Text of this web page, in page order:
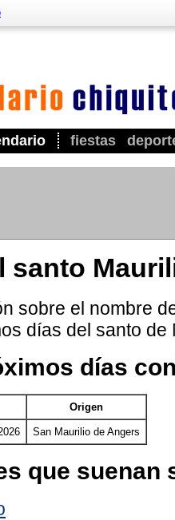
fiestas
santo
sobre el nombre
días del santo de
días
Origen
San Maurilio de Angers
que suenan